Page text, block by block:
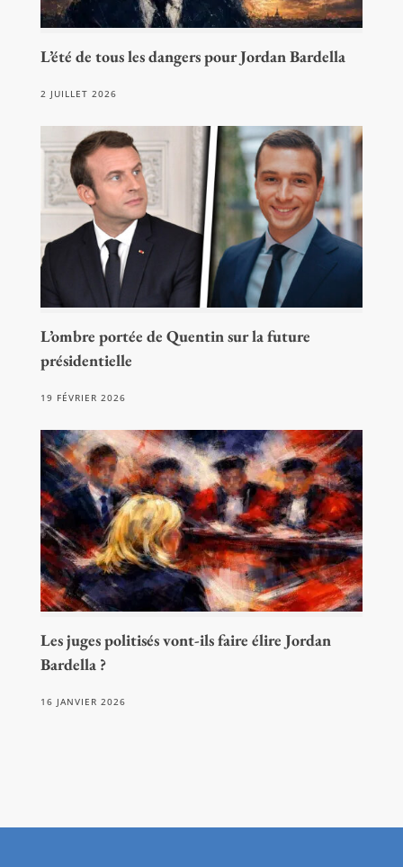
L’été de tous les dangers pour Jordan Bardella
2 JUILLET 2026
L’ombre portée de Quentin sur la future
présidentielle
19 FÉVRIER 2026
Les juges politisés vont-ils faire élire Jordan
Bardella ?
16 JANVIER 2026